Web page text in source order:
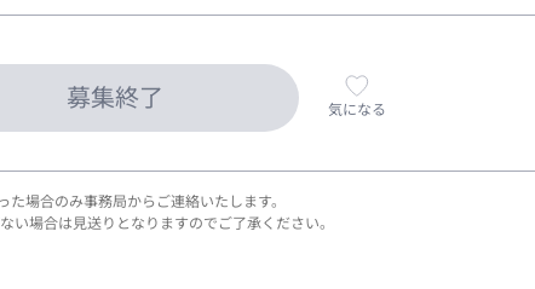
募集終了 気になる
場合のみ事務局からご連絡いたします。
い場合は見送りとなりますのでご了承ください。